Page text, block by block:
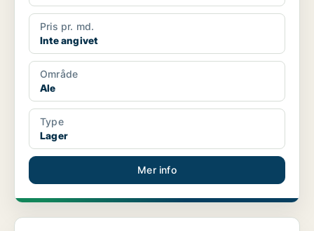
Pris pr. md.
Inte angivet
Område
Ale
Type
Lager
Mer info
Lager i Ale, Surte